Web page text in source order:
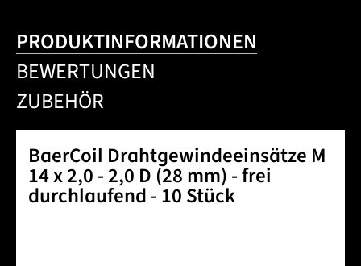
PRODUKTINFORMATIONEN
BEWERTUNGEN
ZUBEHÖR
BaerCoil Drahtgewindeeinsätze M
14 x 2,0 - 2,0 D (28 mm) - frei
durchlaufend - 10 Stück